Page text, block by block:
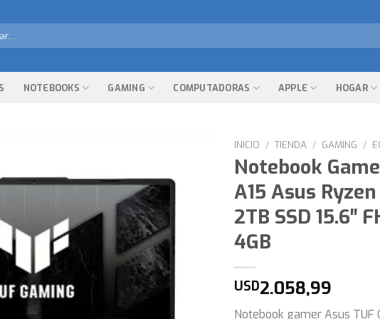
NOTEBOOKS GAMING COMPUTADORAS APPLE HOGAR
INICIO / TIENDA / GAMING /
Notebook
A15 Asus
2TB SSD 15.6″
4GB
USD2.058,99
Notebook gamer Asus TUF